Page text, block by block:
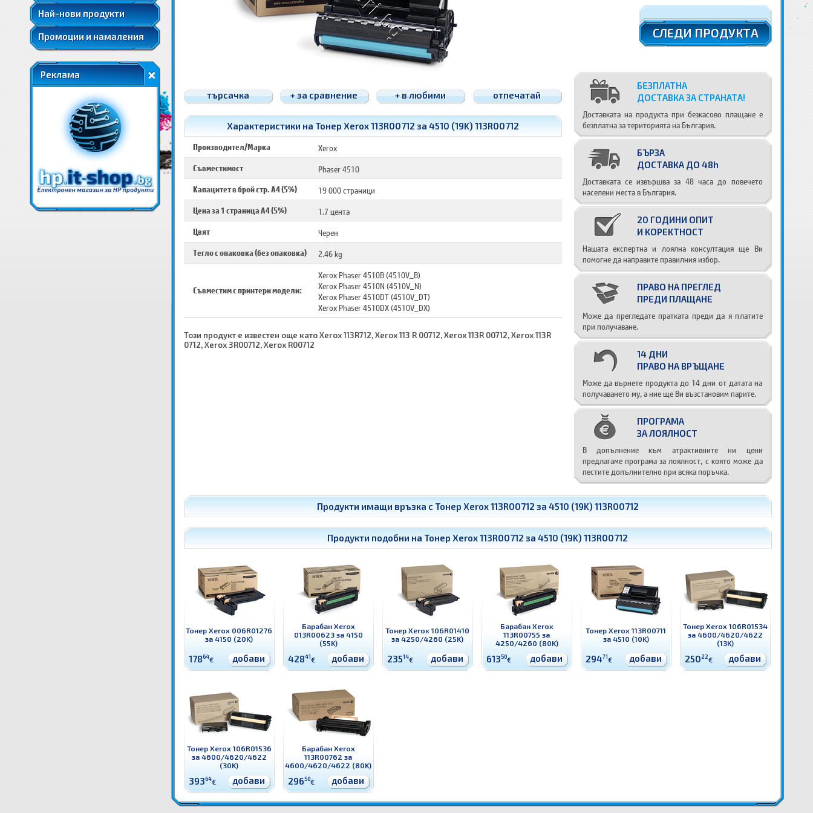
Най-нови продукти
Промоции и намаления
Реклама
СЛЕДИ ПРОДУКТА
БЕЗПЛАТНА
ДОСТАВКА ЗА СТРАНАТА!
Доставката на продукта при безкасово плащане е
безплатна за територията на България.
БЪРЗА
ДОСТАВКА ДО 48h
Доставката се извършва за 48 часа до повечето
населени места в България.
20 ГОДИНИ ОПИТ
И КОРЕКТНОСТ
Нашата експертна и лоялна консултация ще Ви
помогне да направите правилния избор.
ПРАВО НА ПРЕГЛЕД
ПРЕДИ ПЛАЩАНЕ
Може да прегледате пратката преди да я платите
при получаване.
14 ДНИ
ПРАВО НА ВРЪЩАНЕ
Може да върнете продукта до 14 дни от датата на
получаването му, а ние ще Ви възстановим парите.
ПРОГРАМА
ЗА ЛОЯЛНОСТ
В допълнение към атрактивните ни цени
предлагаме програма за лоялност, с която може да
пестите допълнително при всяка поръчка.
търсачка + за сравнение + в любими отпечатай
Характеристики на Тонер Xerox 113R00712 за 4510 (19K) 113R00712
Производител/Марка
Xerox
Съвместимост
Phaser 4510
Капацитет в брой стр. A4 (5%)
19 000 страници
Цена за 1 страница A4 (5%)
1.7 цента
Цвят
Черен
Тегло с опаковка (без опаковка)
2.46 kg
Съвместим с принтери модели:
Xerox Phaser 4510B (4510V_B)
Xerox Phaser 4510N (4510V_N)
Xerox Phaser 4510DT (4510V_DT)
Xerox Phaser 4510DX (4510V_DX)
Този продукт е известен още като Xerox 113R712, Xerox 113 R 00712, Xerox 113R 00712, Xerox 113R
0712, Xerox 3R00712, Xerox R00712
Продукти имащи връзка с Тонер Xerox 113R00712 за 4510 (19K) 113R00712
Продукти подобни на Тонер Xerox 113R00712 за 4510 (19K) 113R00712
Тонер Xerox 006R01276
за 4150 (20K)
17864€ добави
Барабан Xerox
013R00623 за 4150
(55K)
42841€ добави
Тонер Xerox 106R01410
за 4250/4260 (25K)
23514€ добави
Барабан Xerox
113R00755 за
4250/4260 (80K)
61350€ добави
Тонер Xerox 113R00711
за 4510 (10K)
29471€ добави
Тонер Xerox 106R01534
за 4600/4620/4622
(13K)
25022€ добави
Тонер Xerox 106R01536
за 4600/4620/4622
(30K)
39364€ добави
Барабан Xerox
113R00762 за
4600/4620/4622 (80K)
29650€ добави